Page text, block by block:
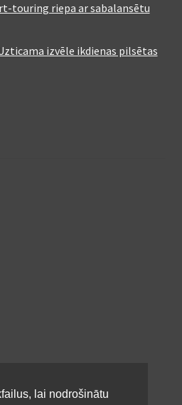
touring riepa ar sabalansētu
izvēle ikdienas pilsētas
lai nodrošinātu